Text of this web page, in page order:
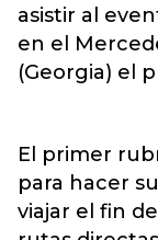
asistir al
en el
(Georgia) el
El primer
para hacer
viajar el fin